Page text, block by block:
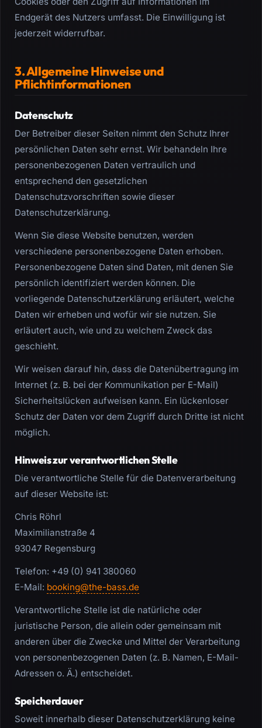
Endgerät des Nutzers umfasst. Die Einwilligung ist
jederzeit widerrufbar.
3. Allgemeine Hinweise und
Pflichtinformationen
Datenschutz
Der Betreiber dieser Seiten nimmt den Schutz Ihrer
persönlichen Daten sehr ernst. Wir behandeln Ihre
personenbezogenen Daten vertraulich und
entsprechend den gesetzlichen
Datenschutzvorschriften sowie dieser
Datenschutzerklärung.
Wenn Sie diese Website benutzen, werden
verschiedene personenbezogene Daten erhoben.
Personenbezogene Daten sind Daten, mit denen Sie
persönlich identifiziert werden können. Die
vorliegende Datenschutzerklärung erläutert, welche
Daten wir erheben und wofür wir sie nutzen. Sie
erläutert auch, wie und zu welchem Zweck das
geschieht.
Wir weisen darauf hin, dass die Datenübertragung im
Internet (z. B. bei der Kommunikation per E-Mail)
Sicherheitslücken aufweisen kann. Ein lückenloser
Schutz der Daten vor dem Zugriff durch Dritte ist nicht
möglich.
Hinweis zur verantwortlichen Stelle
Die verantwortliche Stelle für die Datenverarbeitung
auf dieser Website ist:
Chris Röhrl
Maximilianstraße 4
93047 Regensburg
Telefon: +49 (0) 941 380060
E-Mail: booking@the-bass.de
Verantwortliche Stelle ist die natürliche oder
juristische Person, die allein oder gemeinsam mit
anderen über die Zwecke und Mittel der Verarbeitung
von personenbezogenen Daten (z. B. Namen, E-Mail-
Adressen o. Ä.) entscheidet.
Speicherdauer
Soweit innerhalb dieser Datenschutzerklärung keine